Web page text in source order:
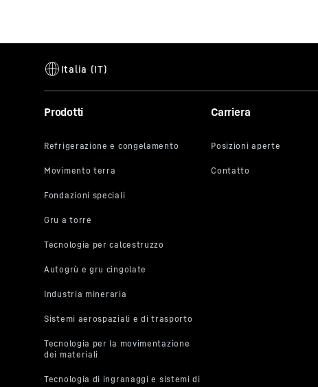
Peso operativo
Peso operativo
48,2 - 50,7 t
Coppia max.
Potenza motore
450 kW
Battitura con vibratore
Prodotti Carriera